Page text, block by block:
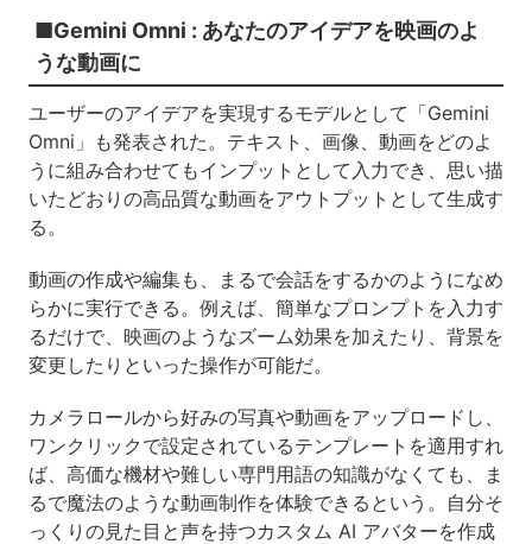
■Gemini Omni : あなたのアイデアを映画のよ
うな動画に
ユーザーのアイデアを実現するモデルとして「Gemini
Omni」も発表された。テキスト、画像、動画をどのよ
うに組み合わせてもインプットとして入力でき、思い描
いたどおりの高品質な動画をアウトプットとして生成す
る。
動画の作成や編集も、まるで会話をするかのようになめ
らかに実行できる。例えば、簡単なプロンプトを入力す
るだけで、映画のようなズーム効果を加えたり、背景を
変更したりといった操作が可能だ。
カメラロールから好みの写真や動画をアップロードし、
ワンクリックで設定されているテンプレートを適用すれ
ば、高価な機材や難しい専門用語の知識がなくても、ま
るで魔法のような動画制作を体験できるという。自分そ
っくりの見た目と声を持つカスタム AI アバターを作成